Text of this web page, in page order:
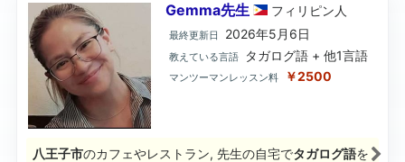
Gemma先生 フィリピン 人
最終更新日 2026年5月6日
教えている言語 タガログ語 + 他1言語
マンツーマンレッスン料 ￥2500
八王子市のカフェやレストラン, 先生の自宅でタガログ語を